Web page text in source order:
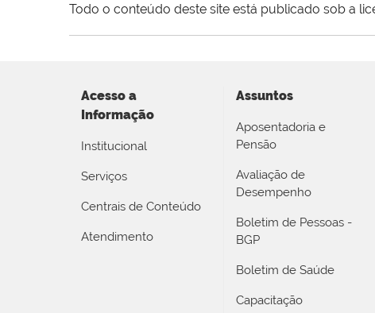
Todo o conteúdo deste site está publicado sob a
Acesso a
Informação
Institucional
Serviços
Centrais de Conteúdo
Atendimento
Assuntos
Aposentadoria e
Pensão
Avaliação de
Desempenho
Boletim de Pessoas -
BGP
Boletim de Saúde
Capacitação